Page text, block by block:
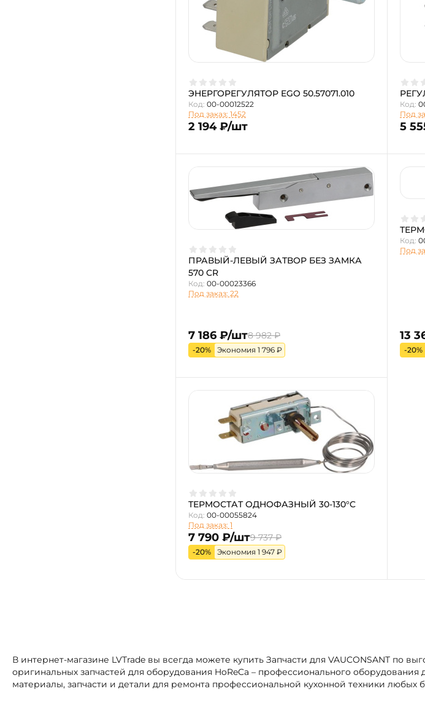
ЭНЕРГОРЕГУЛЯТОР EGO 50.57071.010
Код: 00-00012522
Под заказ: 1452
2 194 ₽/шт
Код:
Под
5
ПРАВЫЙ-ЛЕВЫЙ ЗАТВОР БЕЗ ЗАМКА
570 CR
Код: 00-00023366
Под заказ: 22
7 186 ₽/шт8 982 ₽
-20% Экономия 1 796 ₽
Код:
Под
13
-20%
ТЕРМОСТАТ ОДНОФАЗНЫЙ 30-130°C
Код: 00-00055824
Под заказ: 1
7 790 ₽/шт9 737 ₽
-20% Экономия 1 947 ₽
В интернет-магазине LVTrade вы всегда можете купить Запчасти для VAUCONSANT по
оригинальных запчастей для оборудования HoReCa – профессионального
материалы, запчасти и детали для ремонта профессиональной кухонной техники любых